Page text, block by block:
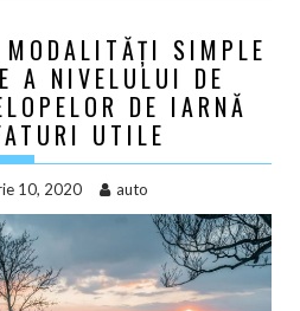
SIMPLE
A NIVELULUI DE
DE IARNĂ
UTILE
10, 2020 auto